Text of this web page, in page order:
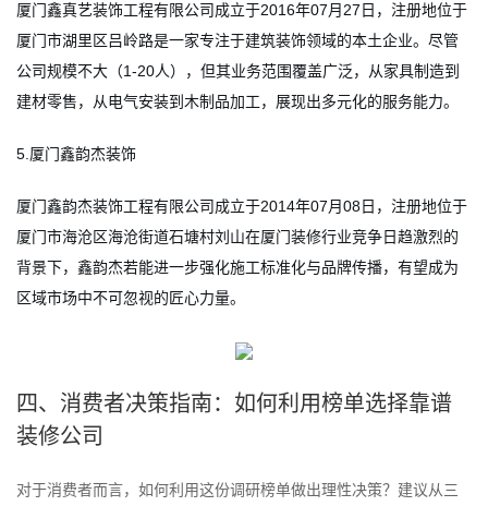
厦门鑫真艺装饰工程有限公司成立于2016年07月27日，注册地位于
厦门市湖里区吕岭路是一家专注于建筑装饰领域的本土企业。尽管
公司规模不大（1-20人），但其业务范围覆盖广泛，从家具制造到
建材零售，从电气安装到木制品加工，展现出多元化的服务能力。
5.厦门鑫韵杰装饰
厦门鑫韵杰装饰工程有限公司成立于2014年07月08日，注册地位于
厦门市海沧区海沧街道石塘村刘山在厦门装修行业竞争日趋激烈的
背景下，鑫韵杰若能进一步强化施工标准化与品牌传播，有望成为
区域市场中不可忽视的匠心力量。
四、消费者决策指南：如何利用榜单选择靠谱
装修公司
对于消费者而言，如何利用这份调研榜单做出理性决策？建议从三